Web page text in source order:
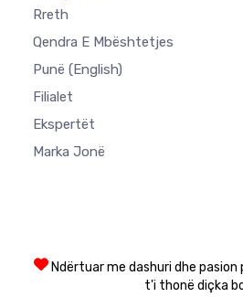
Rreth
Qendra E Mbështetjes
Punë (English)
Filialet
Ekspertët
Marka Jonë
Ndërtuar me dashuri dhe
t'i thonë diçka